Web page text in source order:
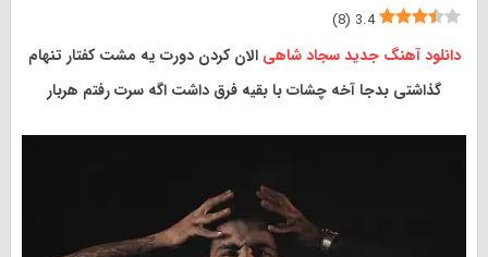
3.4
(
8
)
دانلود آهنگ جدید سجاد شاهی الان کردن دورت یه مشت کفتار تنهام
گذاشتی بدجا آخه چشات با بقیه فرق داشت اگه سرت رفتم هربار